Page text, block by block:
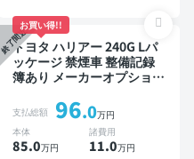
終了間近
お買い得!!
トヨタ ハリアー 240G Lパ
ッケージ 禁煙車 整備記録
簿あり メーカーオプション
ETC サンルーフ バックモ
ニター ドライブレコーダー
支払総額 96.0万円
本体
85.0万円
諸費用
11.0万円